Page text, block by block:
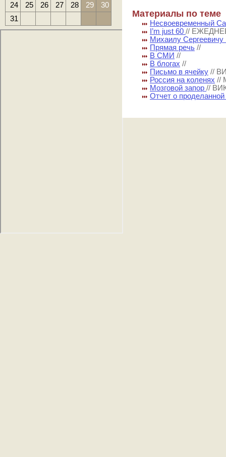
24
25 26 27 28 29
30
31
Материалы по теме
Несвоевременный
I’m just 60 //
Михаилу
Прямая речь //
В СМИ //
В блогах //
Письмо в ячейку //
Россия на коленях //
Мозговой запор //
Отчет о